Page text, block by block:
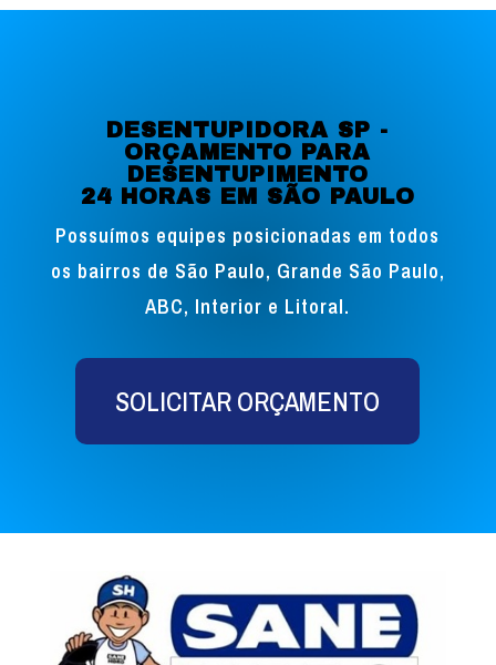
DESENTUPIDORA SP -
ORÇAMENTO PARA
DESENTUPIMENTO
24 HORAS EM SÃO PAULO
Possuímos equipes posicionadas em todos
os bairros de São Paulo, Grande São Paulo,
ABC, Interior e Litoral.
SOLICITAR ORÇAMENTO